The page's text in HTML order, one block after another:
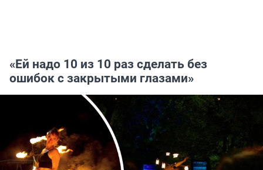
«Ей надо 10 из 10 раз сделать без
ошибок с закрытыми глазами»